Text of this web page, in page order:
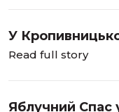
У
виставка
Read full story
Яблучний Спас